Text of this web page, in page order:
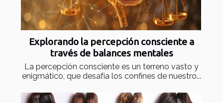
Explorando la percepción consciente a
través de balances mentales
La percepción consciente es un terreno vasto y
enigmático, que desafía los confines de nuestro...